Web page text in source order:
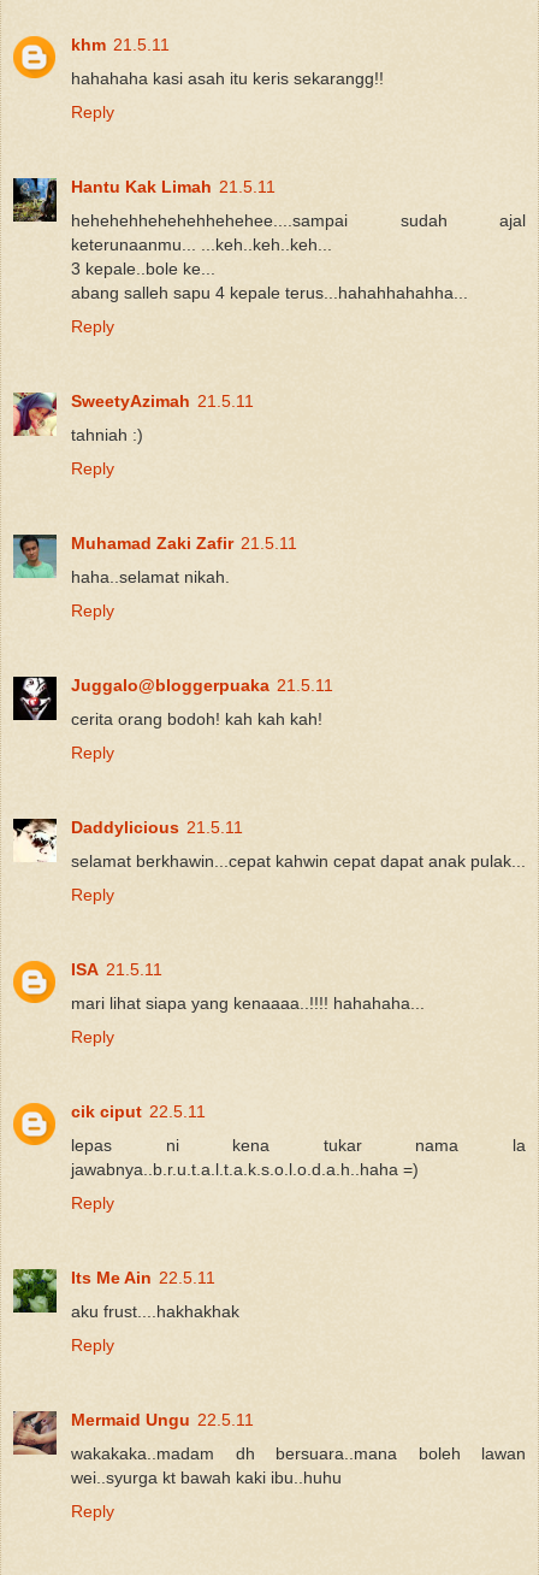
khm 21.5.11
hahahaha kasi asah itu keris sekarangg!!
Reply
Hantu Kak Limah 21.5.11
hehehehhehehehhehehee....sampai sudah ajal
keterunaanmu... ...keh..keh..keh...
3 kepale..bole ke...
abang salleh sapu 4 kepale terus...hahahhahahha...
Reply
SweetyAzimah 21.5.11
tahniah :)
Reply
Muhamad Zaki Zafir 21.5.11
haha..selamat nikah.
Reply
Juggalo@bloggerpuaka 21.5.11
cerita orang bodoh! kah kah kah!
Reply
Daddylicious 21.5.11
selamat berkhawin...cepat kahwin cepat dapat anak pulak...
Reply
ISA 21.5.11
mari lihat siapa yang kenaaaa..!!!! hahahaha...
Reply
cik ciput 22.5.11
lepas ni kena tukar nama la
jawabnya..b.r.u.t.a.l.t.a.k.s.o.l.o.d.a.h..haha =)
Reply
Its Me Ain 22.5.11
aku frust....hakhakhak
Reply
Mermaid Ungu 22.5.11
wakakaka..madam dh bersuara..mana boleh lawan
wei..syurga kt bawah kaki ibu..huhu
Reply